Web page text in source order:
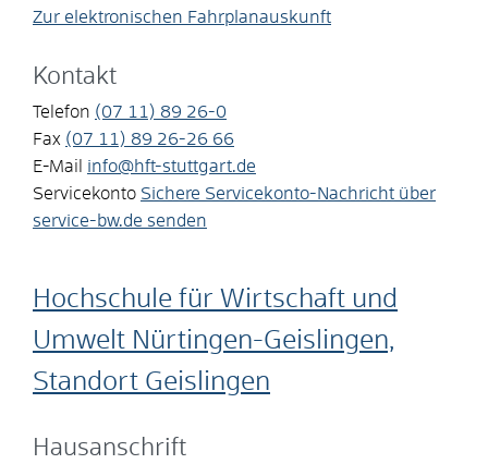
Zur elektronischen Fahrplanauskunft
Kontakt
Telefon (07 11) 89 26-0
Fax (07 11) 89 26-26 66
E-Mail
info@hft-stuttgart.de
Servicekonto Sichere Servicekonto-Nachricht über
service-bw.de senden
Hochschule für Wirtschaft und
Umwelt Nürtingen-Geislingen,
Standort Geislingen
Hausanschrift